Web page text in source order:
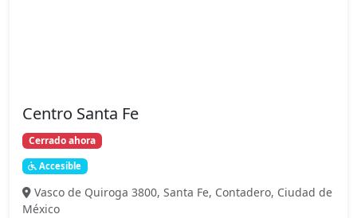
Centro Santa Fe
Cerrado ahora
Accesible
Vasco de Quiroga 3800, Santa Fe, Contadero, Ciudad de
México